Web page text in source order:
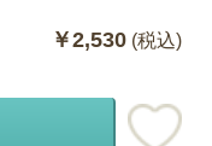
￥2,530 (税込)